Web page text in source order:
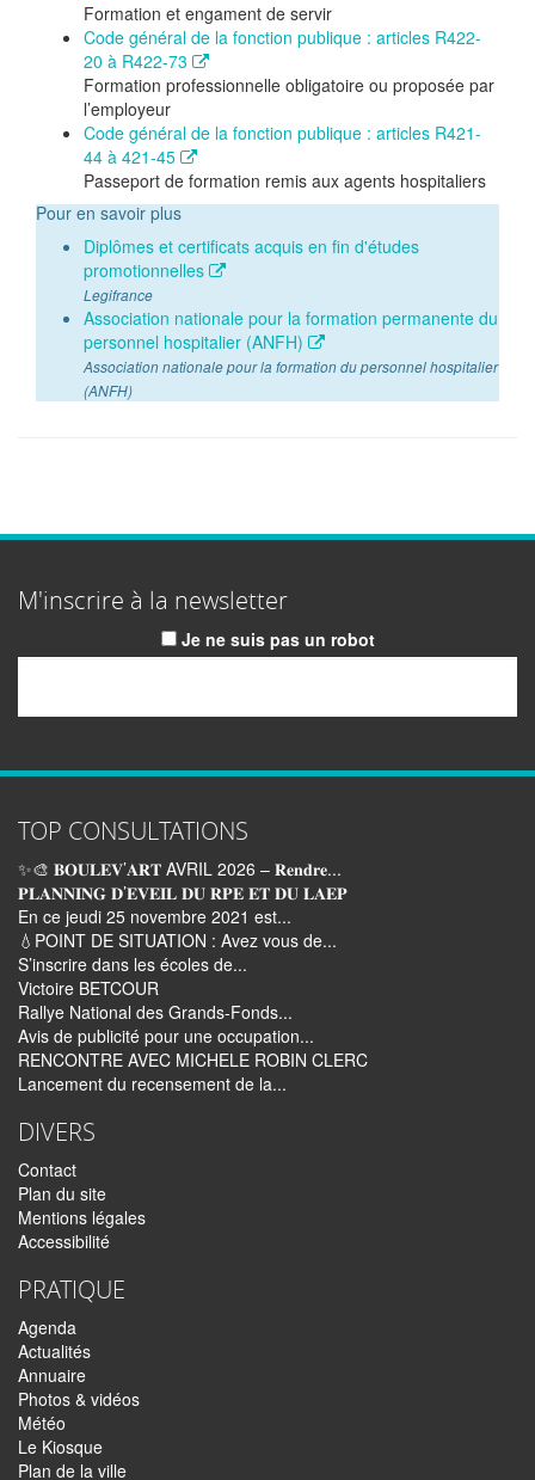
Formation et engament de servir
Code général de la fonction publique : articles R422-
20 à R422-73
Formation professionnelle obligatoire ou proposée par
l’employeur
Code général de la fonction publique : articles R421-
44 à 421-45
Passeport de formation remis aux agents hospitaliers
Pour en savoir plus
Diplômes et certificats acquis en fin d'études
promotionnelles
Legifrance
Association nationale pour la formation permanente du
personnel hospitalier (ANFH)
Association nationale pour la formation du personnel hospitalier
(ANFH)
M'inscrire à la newsletter
Je ne suis pas un robot
TOP CONSULTATIONS
✨🎨 𝐁𝐎𝐔𝐋𝐄𝐕’𝐀𝐑𝐓 AVRIL 2026 – 𝐑𝐞𝐧𝐝𝐫𝐞...
𝐏𝐋𝐀𝐍𝐍𝐈𝐍𝐆 𝐃’𝐄𝐕𝐄𝐈𝐋 𝐃𝐔 𝐑𝐏𝐄 𝐄𝐓 𝐃𝐔 𝐋𝐀𝐄𝐏
En ce jeudi 25 novembre 2021 est...
💧POINT DE SITUATION : Avez vous de...
S’inscrire dans les écoles de...
Victoire BETCOUR
Rallye National des Grands-Fonds...
Avis de publicité pour une occupation...
RENCONTRE AVEC MICHELE ROBIN CLERC
Lancement du recensement de la...
DIVERS
Contact
Plan du site
Mentions légales
Accessibilité
PRATIQUE
Agenda
Actualités
Annuaire
Photos & vidéos
Météo
Le Kiosque
Plan de la ville